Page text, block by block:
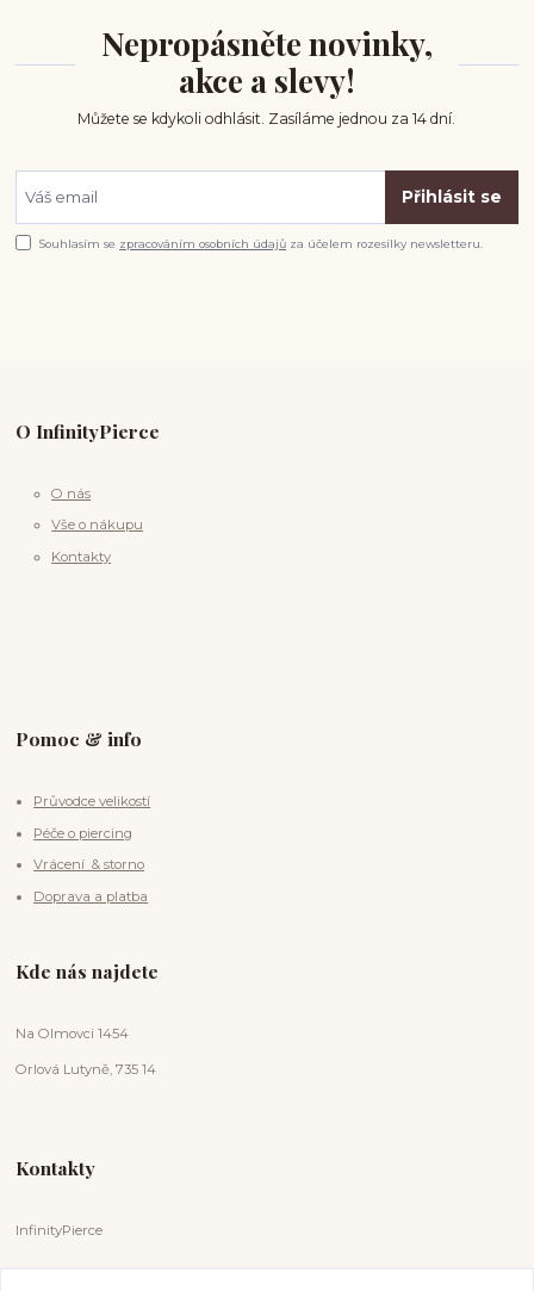
Nepropásněte novinky,
akce a slevy!
Můžete se kdykoli odhlásit. Zasíláme jednou za 14 dní.
Přihlásit se
Souhlasím se zpracováním osobních údajů za účelem rozesílky newsletteru.
O InfinityPierce
O nás
Vše o nákupu
Kontakty
Pomoc & info
Průvodce velikostí
Péče o piercing
Vrácení & storno
Doprava a platba
Kde nás najdete
Na Olmovci 1454
Orlová Lutyně, 735 14
Kontakty
InfinityPierce